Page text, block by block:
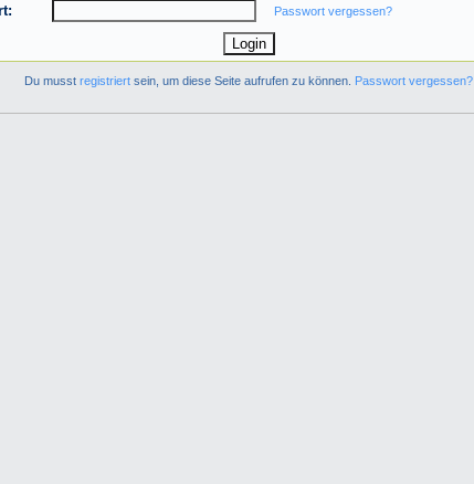
Passwort vergessen?
Du musstregistriert sein, um diese Seite aufrufen zu können. Passwort vergessen?